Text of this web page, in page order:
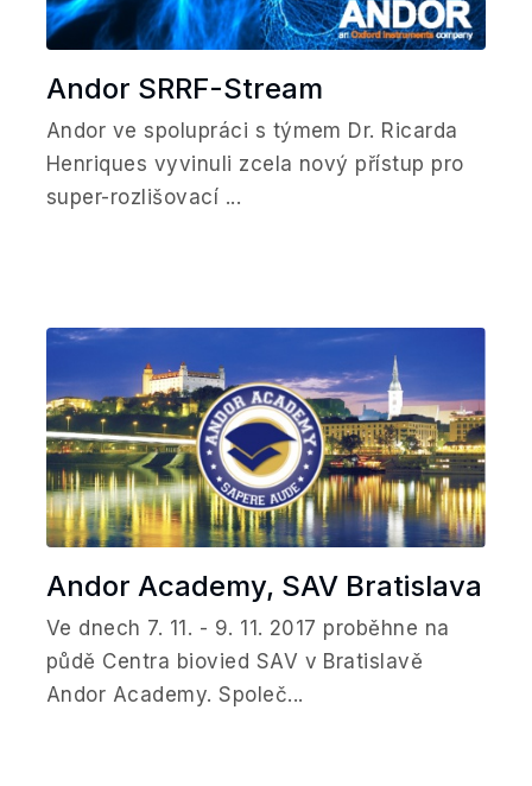
Andor SRRF-Stream
Andor ve spolupráci s týmem Dr. Ricarda
Henriques vyvinuli zcela nový přístup pro
super-rozlišovací ...
Andor Academy, SAV Bratislava
Ve dnech 7. 11. - 9. 11. 2017 proběhne na
půdě Centra biovied SAV v Bratislavě
Andor Academy. Společ...